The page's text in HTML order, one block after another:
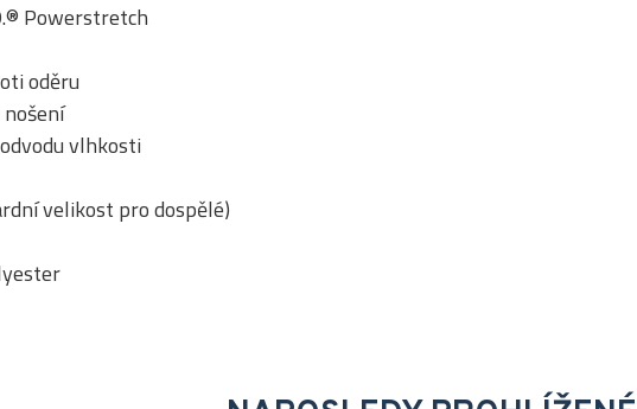
Powerstretch
oděru
vlhkosti
velikost pro dospělé)